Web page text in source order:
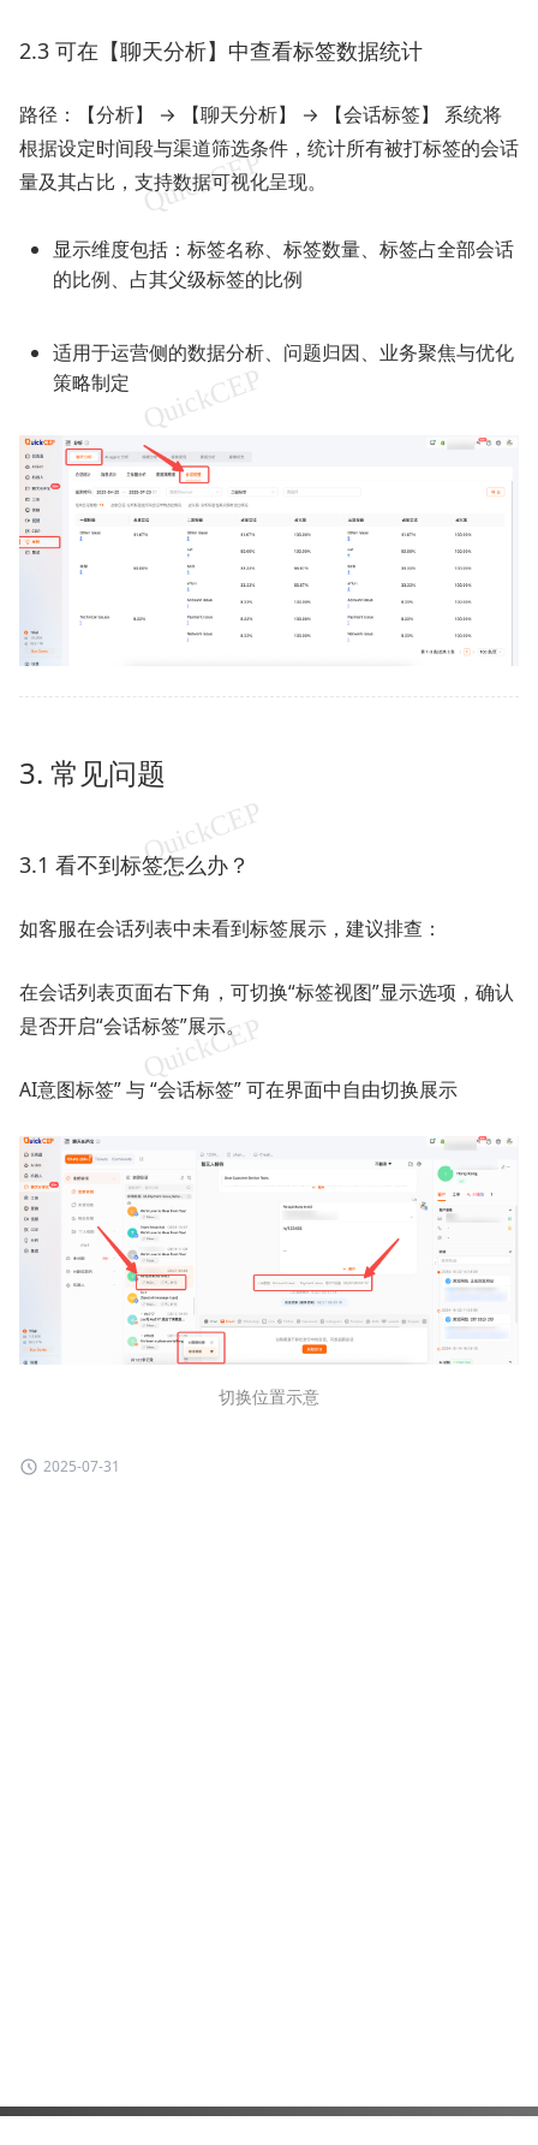
2.3 可在【聊天分析】中查看标签数据统计
路径：【分析】 → 【聊天分析】 → 【会话标签】 系统将
根据设定时间段与渠道筛选条件，统计所有被打标签的会话
量及其占比，支持数据可视化呈现。
显示维度包括：标签名称、标签数量、标签占全部会话
的比例、占其父级标签的比例
适用于运营侧的数据分析、问题归因、业务聚焦与优化
策略制定
3. 常见问题
3.1 看不到标签怎么办？
如客服在会话列表中未看到标签展示，建议排查：
在会话列表页面右下角，可切换“标签视图”显示选项，确认
是否开启“会话标签”展示。
AI意图标签” 与 “会话标签” 可在界面中自由切换展示
切换位置示意
2025-07-31